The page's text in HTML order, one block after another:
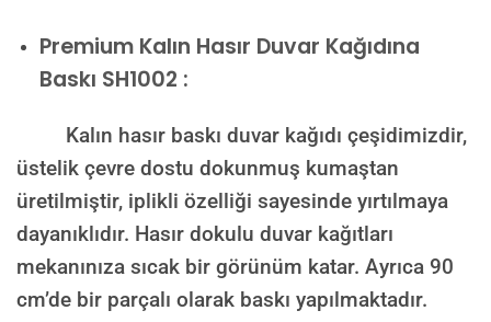
Premium Kalın Hasır Duvar Kağıdına
Baskı SH1002 :
Kalın hasır baskı duvar kağıdı çeşidimizdir,
üstelik çevre dostu dokunmuş kumaştan
üretilmiştir, iplikli özelliği sayesinde yırtılmaya
dayanıklıdır. Hasır dokulu duvar kağıtları
mekanınıza sıcak bir görünüm katar. Ayrıca 90
cm’de bir parçalı olarak baskı yapılmaktadır.